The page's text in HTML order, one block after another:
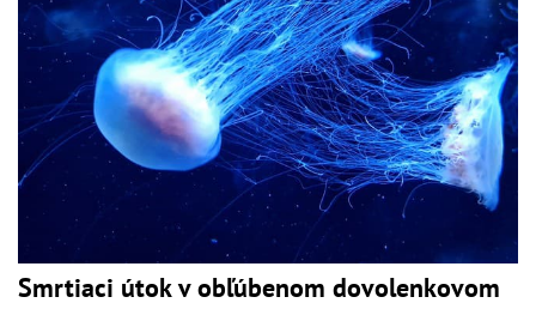
Smrtiaci útok v obľúbenom dovolenkovom